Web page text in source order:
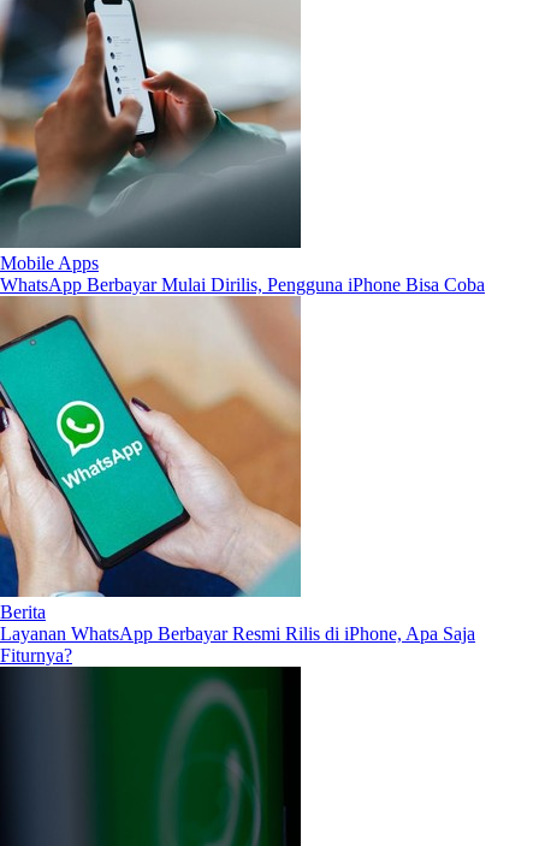
Mobile Apps
WhatsApp Berbayar Mulai Dirilis, Pengguna iPhone Bisa Coba
Berita
Layanan WhatsApp Berbayar Resmi Rilis di iPhone, Apa Saja
Fiturnya?